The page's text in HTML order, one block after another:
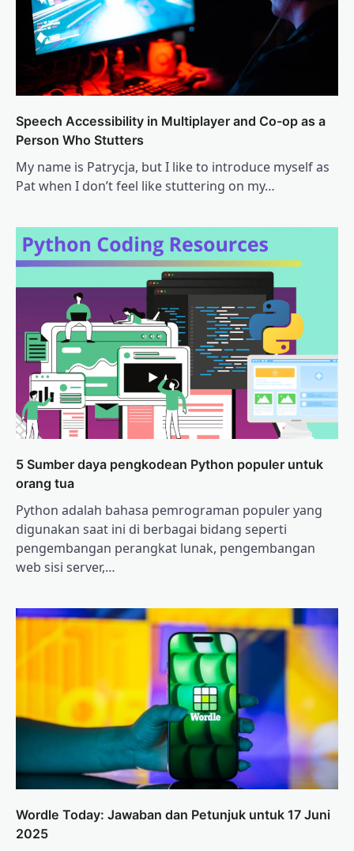
Speech Accessibility in Multiplayer and Co-op as a
Person Who Stutters
My name is Patrycja, but I like to introduce myself as
Pat when I don’t feel like stuttering on my…
5 Sumber daya pengkodean Python populer untuk
orang tua
Python adalah bahasa pemrograman populer yang
digunakan saat ini di berbagai bidang seperti
pengembangan perangkat lunak, pengembangan
web sisi server,…
Wordle Today: Jawaban dan Petunjuk untuk 17 Juni
2025